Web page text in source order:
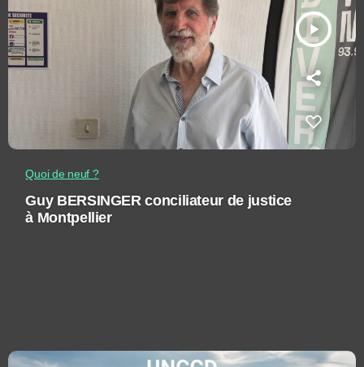
play_arrow
Quoi de neuf ?
Guy BERSINGER conciliateur de justice
à Montpellier